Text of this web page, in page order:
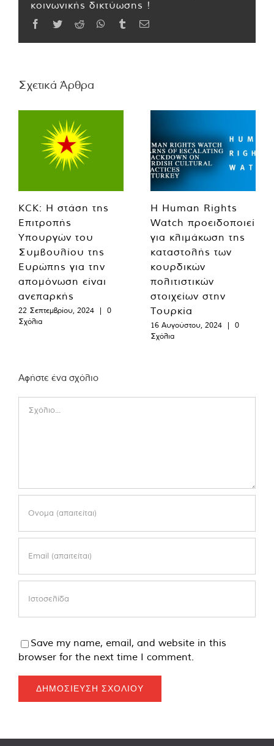
κοινωνικής δικτύωσης !
Facebook
TwitterReddit WhatsApp
TumblrEmail
Σχετικά Άρθρα
KCK: Η στάση της
Επιτροπής
Υπουργών του
Συμβουλίου της
Ευρώπης για την
απομόνωση είναι
ανεπαρκής
22 Σεπτεμβρίου, 2024 |
0
Σχόλια
Η Human Rights
Watch προειδοποιεί
για κλιμάκωση της
καταστολής των
κουρδικών
πολιτιστικών
στοιχείων στην
Τουρκία
16 Αυγούστου, 2024 |
0
Σχόλια
Αφήστε ένα σχόλιο
Save my name, email, and website in this
browser for the next time I comment.